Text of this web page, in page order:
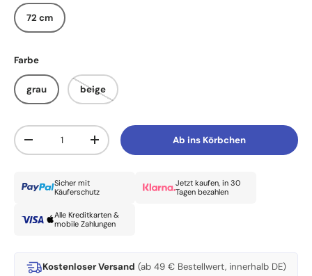
72 cm
Farbe
grau beige
Anzahl
Menge verringernMenge erhöhen Ab ins Körbchen
Sicher mit
Käuferschutz
Jetzt kaufen, in 30
Tagen bezahlen
Alle Kreditkarten &
mobile Zahlungen
Kostenloser Versand (ab 49 € Bestellwert, innerhalb DE)